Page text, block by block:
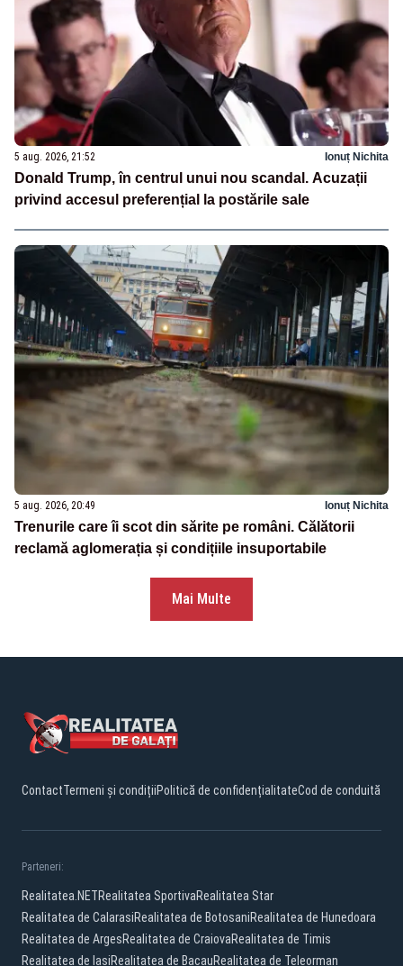
5 aug. 2026, 21:52 Ionuț Nichita
Donald Trump, în centrul unui nou scandal. Acuzații
privind accesul preferențial la postările sale
5 aug. 2026, 20:49 Ionuț Nichita
Trenurile care îi scot din sărite pe români. Călătorii
reclamă aglomerația și condițiile insuportabile
Mai Multe
ContactTermeni și condițiiPolitică de confidențialitateCod de conduită
Parteneri:
Realitatea.NETRealitatea SportivaRealitatea Star
Realitatea de CalarasiRealitatea de BotosaniRealitatea de Hunedoara
Realitatea de ArgesRealitatea de CraiovaRealitatea de Timis
Realitatea de IasiRealitatea de BacauRealitatea de Teleorman